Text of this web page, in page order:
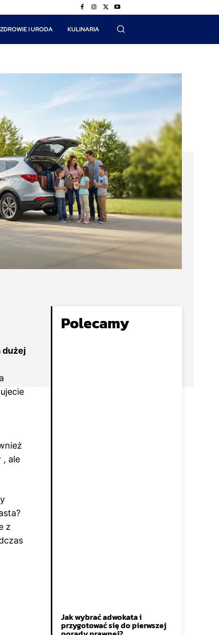
ZDROWIE I URODA KULINARIA
dużej
, ale
z
Polecamy
Jak wybrać adwokata i
przygotować się do pierwszej